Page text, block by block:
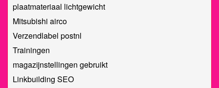
plaatmateriaal lichtgewicht
Mitsubishi airco
Verzendlabel postnl
Trainingen
magazijnstellingen gebruikt
Linkbuilding SEO